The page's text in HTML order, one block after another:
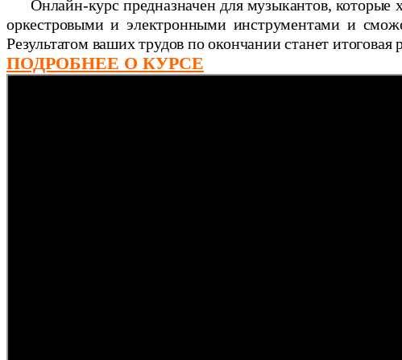
Онлайн-курс предназначен для музыкантов, которые
оркестровыми и электронными инструментами и
Результатом ваших трудов по окончании станет
ПОДРОБНЕЕ О КУРСЕ